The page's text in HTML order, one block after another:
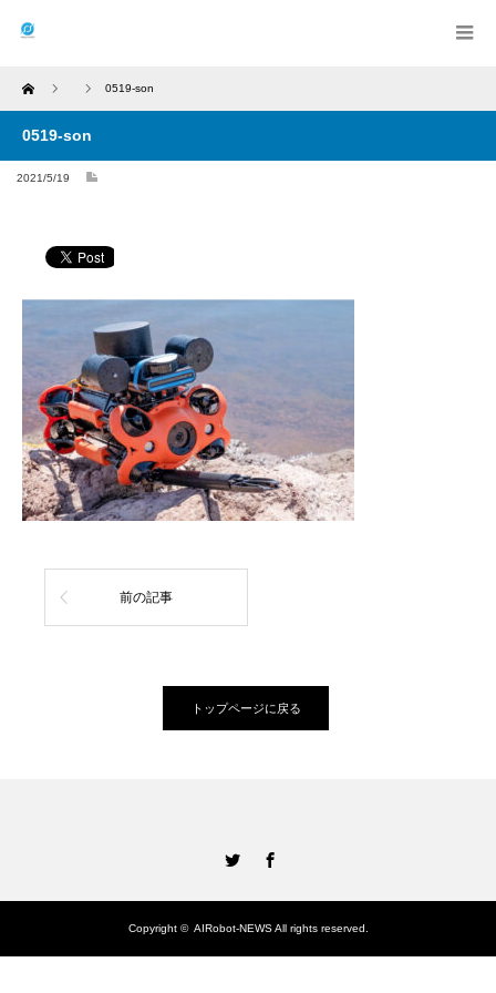
Home 0519-son
0519-son
2021/5/19
前の記事
トップページに戻る
Copyright © AIRobot-NEWSAll rights reserved.